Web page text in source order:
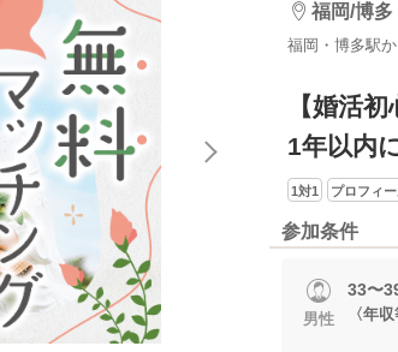
福岡/博多
福岡・博多駅
【婚活
1年以内
1対1 プロフィ
参加条件
男性
33〜
〈年
※